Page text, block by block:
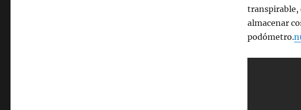
transpirable,
almacenar
podómetro.